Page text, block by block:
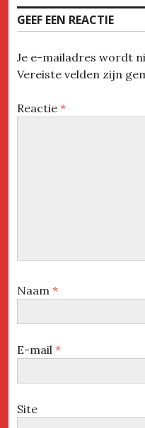
GEEF EEN REACTIE
Je e-mailadres wordt
Vereiste velden zijn
Reactie *
Naam *
E-mail *
Site